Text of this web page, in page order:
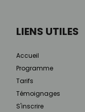
LIENS UTILES
Accueil
Programme
Tarifs
Témoignages
S'inscrire